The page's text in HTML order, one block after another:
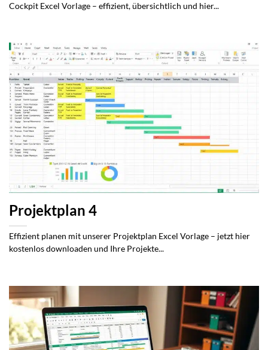
Cockpit Excel Vorlage – effizient, übersichtlich und hier...
Projektplan 4
Effizient planen mit unserer Projektplan Excel Vorlage – jetzt hier
kostenlos downloaden und Ihre Projekte...